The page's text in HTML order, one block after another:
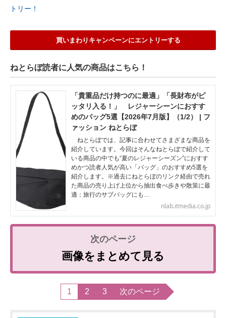
トリー！
買いまわりキャンペーンにエントリーする
ねとらぼ読者に人気の商品はこちら！
「貴重品だけ持つのに最適」「長財布がピ
ッタリ入る！」 レジャーシーンにおすす
めのバッグ5選【2026年7月版】（1/2） | フ
ァッション ねとらぼ
ねとらぼでは、記事に合わせてさまざまな商品を
紹介しています。今回はそんなねとらぼで紹介して
いる商品の中でも“夏のレジャーシーズン”におすす
めかつ読者人気が高い「バッグ」のおすすめ5選を
紹介します。※過去にねとらぼのリンク経由で売れ
た商品の売り上げ上位から抽出食べ歩きや散策に最
適：旅行のサブバッグにも…
nlab.itmedia.co.jp
画像をまとめて見る
1 2 3 次のページ